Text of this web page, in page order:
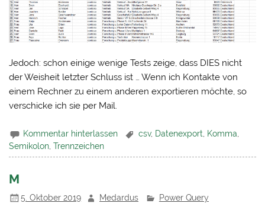
Jedoch: schon einige wenige Tests zeige, dass DIES nicht
der Weisheit letzter Schluss ist … Wenn ich Kontakte von
einem Rechner zu einem anderen exportieren möchte, so
verschicke ich sie per Mail.
Kommentar hinterlassen csv, Datenexport Komma
Semikolon,Trennzeichen
M
5. Oktober 2019 Medardus Power Query